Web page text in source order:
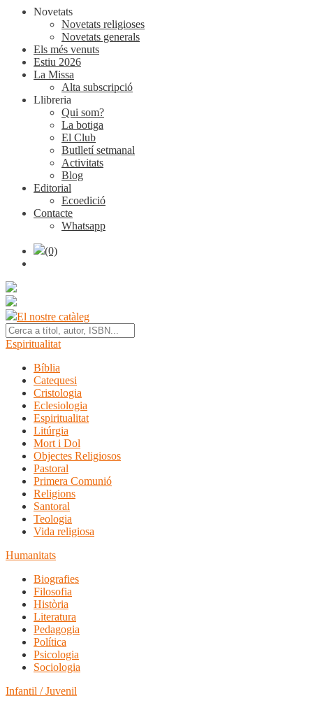
Novetats
Novetats religioses
Novetats generals
Els més venuts
Estiu 2026
La Missa
Alta subscripció
Llibreria
Qui som?
La botiga
El Club
Butlletí setmanal
Activitats
Blog
Editorial
Ecoedició
Contacte
Whatsapp
(0)
El nostre catàleg
Espiritualitat
Bíblia
Catequesi
Cristologia
Eclesiologia
Espiritualitat
Litúrgia
Mort i Dol
Objectes Religiosos
Pastoral
Primera Comunió
Religions
Santoral
Teologia
Vida religiosa
Humanitats
Biografies
Filosofia
Història
Literatura
Pedagogia
Política
Psicologia
Sociologia
Infantil / Juvenil